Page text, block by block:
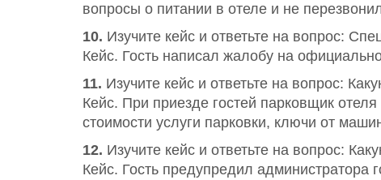
вопросы о питании в отеле и не
10. Изучите кейс и ответьте на вопрос:
Кейс. Гость написал жалобу на
11. Изучите кейс и ответьте на вопрос:
Кейс. При приезде гостей парковщик
стоимости услуги парковки, ключи от
12. Изучите кейс и ответьте на вопрос:
Кейс. Гость предупредил администратора